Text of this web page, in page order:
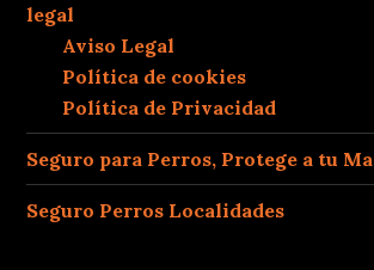
legal
Aviso Legal
Política de cookies
Política de Privacidad
Seguro para Perros, Protege a tu
Seguro Perros Localidades